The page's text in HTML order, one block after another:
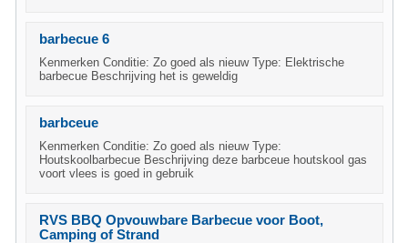
barbecue 6
Kenmerken Conditie: Zo goed als nieuw Type: Elektrische
barbecue Beschrijving het is geweldig
barbceue
Kenmerken Conditie: Zo goed als nieuw Type:
Houtskoolbarbecue Beschrijving deze barbceue houtskool gas
voort vlees is goed in gebruik
RVS BBQ Opvouwbare Barbecue voor Boot,
Camping of Strand